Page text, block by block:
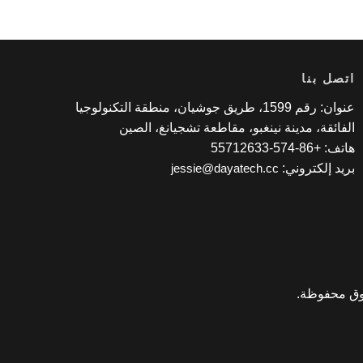
اتصل بنا
عنوان: رقم 1599، طريق جوشيان، منطقة التكنولوجيا
الفائقة، مدينة نينغبو، مقاطعة تشجيانغ، الصين
هاتف: +86-574-55712633
بريد إلكتروني: jessie@dayatech.cc